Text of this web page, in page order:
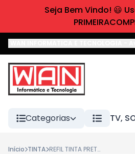
Seja Bem Vindo! 😃
Categorias TV,
Início TINTA REFIL TINTA PRETO P IMP EPSON M205 T774120